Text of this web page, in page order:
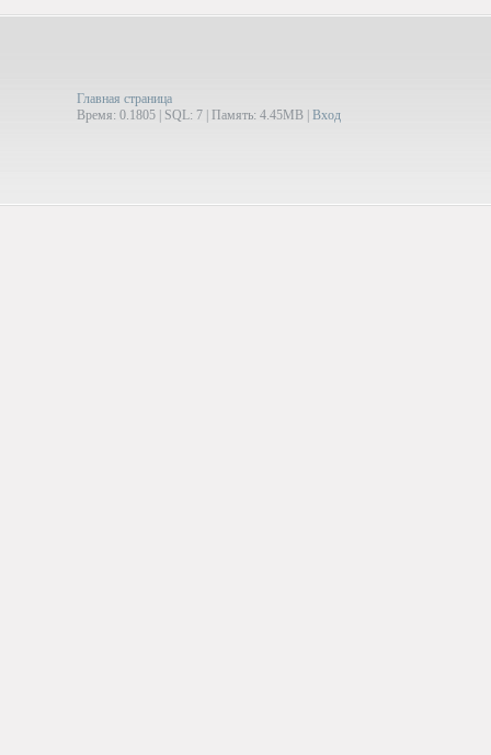
Главная страница
Время: 0.1805 | SQL: 7 | Память: 4.45MB Вход